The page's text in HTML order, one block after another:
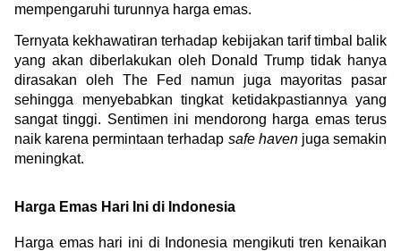
mempengaruhi turunnya harga emas.
Ternyata kekhawatiran terhadap kebijakan tarif timbal balik
yang akan diberlakukan oleh Donald Trump tidak hanya
dirasakan oleh The Fed namun juga mayoritas pasar
sehingga menyebabkan tingkat ketidakpastiannya yang
sangat tinggi. Sentimen ini mendorong harga emas terus
naik karena permintaan terhadap safe haven juga semakin
meningkat.
Harga Emas Hari Ini di Indonesia
Harga emas hari ini di Indonesia mengikuti tren kenaikan